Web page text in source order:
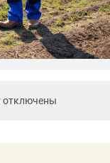
отключены